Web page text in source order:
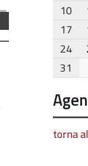
10
17
24
31
torna